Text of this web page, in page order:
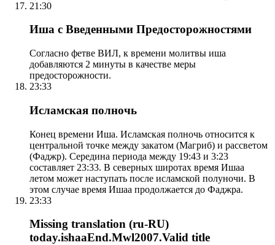
21:30
Иша с Введенными Предосторожностями
Согласно фетве ВИЛ, к времени молитвы иша
добавляются 2 минуты в качестве меры
предосторожности.
23:33
Исламская полночь
Конец времени Иша. Исламская полночь относится к
центральной точке между закатом (Магриб) и рассветом
(Фаджр). Середина периода между 19:43 и 3:23
составляет 23:33. В северных широтах время Ишаа
летом может наступать после исламской полуночи. В
этом случае время Ишаа продолжается до Фаджра.
23:33
Missing translation (ru-RU)
today.ishaaEnd.Mwl2007.Valid title